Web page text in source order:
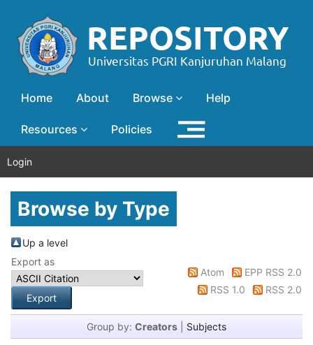
Home About Browse Help
Resources Policies
Login
Browse by Type
Up a level
Export as
Atom
EPP RSS 2.0
RSS 1.0
RSS 2.0
Group by: Creators Subjects